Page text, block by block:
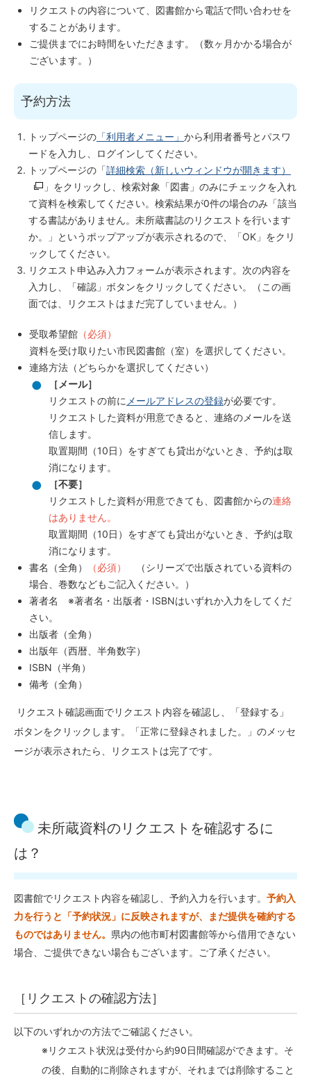
リクエストの内容について、図書館から電話で問い合わせを
することがあります。
ご提供までにお時間をいただきます。（数ヶ月かかる場合が
ございます。）
予約方法
トップページの 「利用者メニュー」 から利用者番号とパスワ
ードを入力し、ログインしてください。
トップページの「詳細検索（新しいウィンドウが開きます）
」をクリックし、検索対象「図書」のみにチェックを入れ
て資料を検索してください。検索結果が0件の場合のみ「該当
する書誌がありません。未所蔵書誌のリクエストを行います
か。」というポップアップが表示されるので、「OK」をクリ
ックしてください。
リクエスト申込み入力フォームが表示されます。次の内容を
入力し、「確認」ボタンをクリックしてください。（この画
面では、リクエストはまだ完了していません。）
受取希望館 （必須）
資料を受け取りたい市民図書館（室）を選択してください。
連絡方法（どちらかを選択してください）
［メール］
リクエストの前に メールアドレスの登録が必要です。
リクエストした資料が用意できると、連絡のメールを送
信します。
取置期間（10日）をすぎても貸出がないとき、予約は取
消になります。
［不要］
リクエストした資料が用意できても、図書館からの連絡
はありません。
取置期間（10日）をすぎても貸出がないとき、予約は取
消になります。
書名（全角）
（必須）
（シリーズで出版されている資料の
場合、 巻数などもご記入ください。）
著者名 ※著者名・出版者・ISBNはいずれか入力をしてくだ
さい。
出版者（全角）
出版年（西暦、半角数字）
ISBN（半角）
備考（全角）
リクエスト確認画面でリクエスト内容を確認し、「登録する」
ボタンをクリックします。「正常に登録されました。」のメッセ
ージが表示されたら、リクエストは完了です。
未所蔵資料のリクエストを確認するに
は？
図書館でリクエスト内容を確認し、予約入力を行います。 予約入
力を行うと「予約状況」に反映されますが、まだ提供を確約する
ものではありません。 県内の他市町村図書館等から借用できない
場合、ご提供できない場合もございます。
ご了承ください。
［リクエストの確認方法］
以下のいずれかの方法でご確認ください。
※リクエスト状況は受付から約90日間確認ができます。そ
の後、自動的に削除されますが、それまでは削除すること